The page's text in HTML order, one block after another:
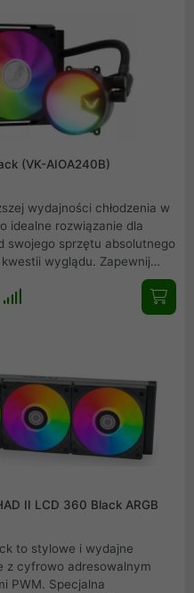
(VK-AIOA240B)
wydajności chłodzenia w
idealne rozwiązanie dla
swojego sprzętu absolutnego
wyglądu. Zapewnij
warunki i ciesz się stabilną
podświetlenie A-RGB.
II LCD 360 Black ARGB
to stylowe i wydajne
z cyfrowo adresowalnym
PWM. Specjalna